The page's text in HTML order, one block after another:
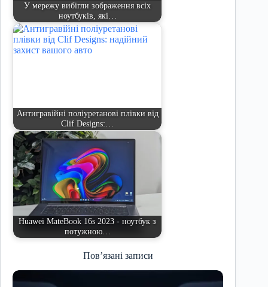
У мережу вибігли зображення всіх
ноутбуків, які…
Антигравійні поліуретанові плівки від
Clif Designs:…
Huawei MateBook 16s 2023 - ноутбук з
потужною…
Пов’язані записи